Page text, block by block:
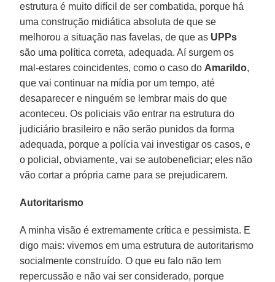
estrutura é muito difícil de ser combatida, porque há
uma construção midiática absoluta de que se
melhorou a situação nas favelas, de que as UPPs
são uma política correta, adequada. Aí surgem os
mal-estares coincidentes, como o caso do Amarildo,
que vai continuar na mídia por um tempo, até
desaparecer e ninguém se lembrar mais do que
aconteceu. Os policiais vão entrar na estrutura do
judiciário brasileiro e não serão punidos da forma
adequada, porque a polícia vai investigar os casos, e
o policial, obviamente, vai se autobeneficiar; eles não
vão cortar a própria carne para se prejudicarem.
Autoritarismo
A minha visão é extremamente crítica e pessimista. E
digo mais: vivemos em uma estrutura de autoritarismo
socialmente construído. O que eu falo não tem
repercussão e não vai ser considerado, porque